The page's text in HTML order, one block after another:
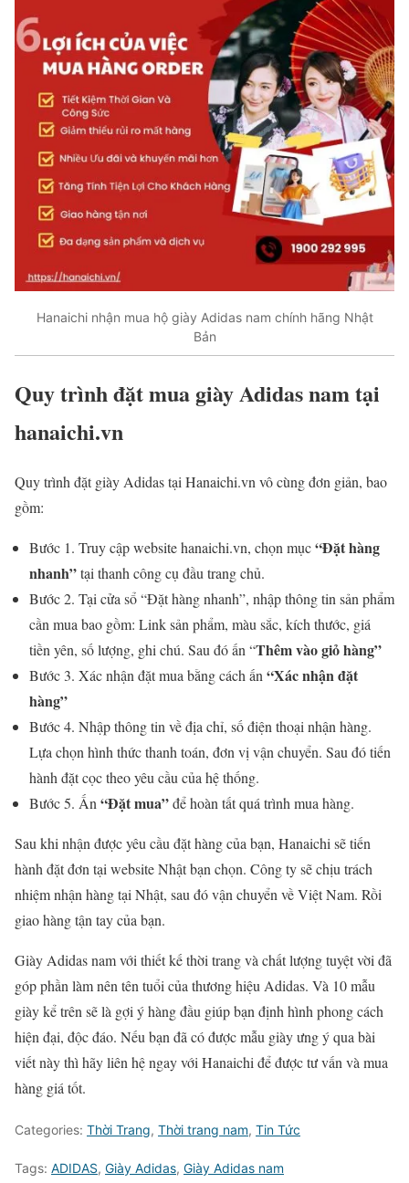
Hanaichi nhận mua hộ giày Adidas nam chính hãng Nhật
Bản
Quy trình đặt mua giày Adidas nam tại
hanaichi.vn
Quy trình đặt giày Adidas tại Hanaichi.vn vô cùng đơn giản, bao
gồm:
Bước 1. Truy cập website hanaichi.vn, chọn mục“Đặt hàng
nhanh”tại thanh công cụ đầu trang chủ.
Bước 2. Tại cửa sổ “Đặt hàng nhanh”, nhập thông tin sản phẩm
cần mua bao gồm: Link sản phẩm, màu sắc, kích thước, giá
tiền yên, số lượng, ghi chú. Sau đó ấn “Thêm vào giỏ hàng”
Bước 3. Xác nhận đặt mua bằng cách ấn “Xác nhận đặt
hàng”
Bước 4. Nhập thông tin về địa chỉ, số điện thoại nhận hàng.
Lựa chọn hình thức thanh toán, đơn vị vận chuyển. Sau đó tiến
hành đặt cọc theo yêu cầu của hệ thống.
Bước 5. Ấn “Đặt mua”để hoàn tất quá trình mua hàng.
Sau khi nhận được yêu cầu đặt hàng của bạn, Hanaichi sẽ tiến
hành đặt đơn tại website Nhật bạn chọn. Công ty sẽ chịu trách
nhiệm nhận hàng tại Nhật, sau đó vận chuyển về Việt Nam. Rồi
giao hàng tận tay của bạn.
Giày Adidas nam với thiết kế thời trang và chất lượng tuyệt vời đã
góp phần làm nên tên tuổi của thương hiệu Adidas. Và 10 mẫu
giày kể trên sẽ là gợi ý hàng đầu giúp bạn định hình phong cách
hiện đại, độc đáo. Nếu bạn đã có được mẫu giày ưng ý qua bài
viết này thì hãy liên hệ ngay với Hanaichi để được tư vấn và mua
hàng giá tốt.
Categories: Thời Trang, Thời trang nam, Tin Tức
Tags: ADIDAS, Giày Adidas, Giày Adidas nam